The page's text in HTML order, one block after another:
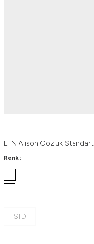
LFN Alıson Gözlük Standart
Renk :
STD